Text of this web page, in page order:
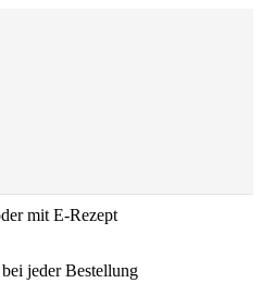
mit E-Rezept
jeder Bestellung